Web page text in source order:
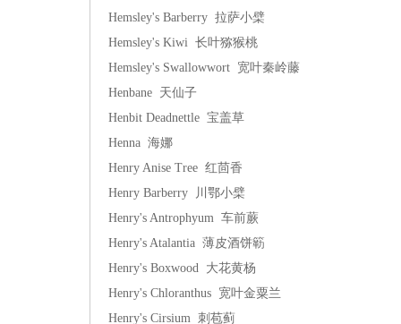
Hemsley's Barberry 拉萨小檗
Hemsley's Kiwi 长叶猕猴桃
Hemsley's Swallowwort 宽叶秦岭藤
Henbane 天仙子
Henbit Deadnettle 宝盖草
Henna 海娜
Henry Anise Tree 红茴香
Henry Barberry 川鄂小檗
Henry's Antrophyum 车前蕨
Henry's Atalantia 薄皮酒饼簕
Henry's Boxwood 大花黄杨
Henry's Chloranthus 宽叶金粟兰
Henry's Cirsium 刺苞蓟